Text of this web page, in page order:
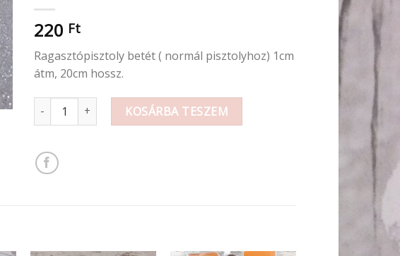
220 Ft
Ragasztópisztoly betét ( normál pisztolyhoz) 1cm
átm, 20cm hossz.
Ragasztópisztoly betét 11mm mennyiség
KOSÁRBA TESZEM